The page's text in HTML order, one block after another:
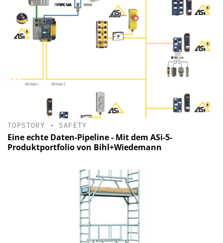
TOPSTORY • SAFETY
Eine echte Daten-Pipeline - Mit dem ASi-5-
Produktportfolio von Bihl+Wiedemann